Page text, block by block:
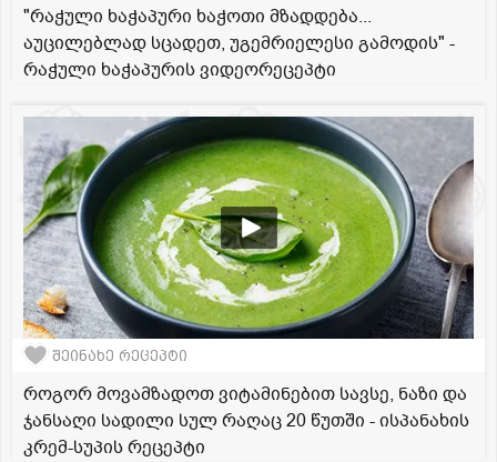
"რაჭული ხაჭაპური ხაჭოთი მზადდება...
აუცილებლად სცადეთ, უგემრიელესი გამოდის" -
რაჭული ხაჭაპურის ვიდეორეცეპტი
შეინახე რეცეპტი
როგორ მოვამზადოთ ვიტამინებით სავსე, ნაზი და
ჯანსაღი სადილი სულ რაღაც 20 წუთში - ისპანახის
კრემ-სუპის რეცეპტი